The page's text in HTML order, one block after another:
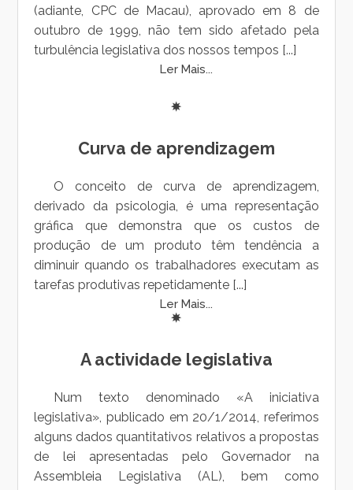
(adiante, CPC de Macau), aprovado em 8 de
outubro de 1999, não tem sido afetado pela
turbulência legislativa dos nossos tempos [...]
Ler Mais...
Curva de aprendizagem
O conceito de curva de aprendizagem,
derivado da psicologia, é uma representação
gráfica que demonstra que os custos de
produção de um produto têm tendência a
diminuir quando os trabalhadores executam as
tarefas produtivas repetidamente [...]
Ler Mais...
A actividade legislativa
Num texto denominado «A iniciativa
legislativa», publicado em 20/1/2014, referimos
alguns dados quantitativos relativos a propostas
de lei apresentadas pelo Governador na
Assembleia Legislativa (AL), bem como